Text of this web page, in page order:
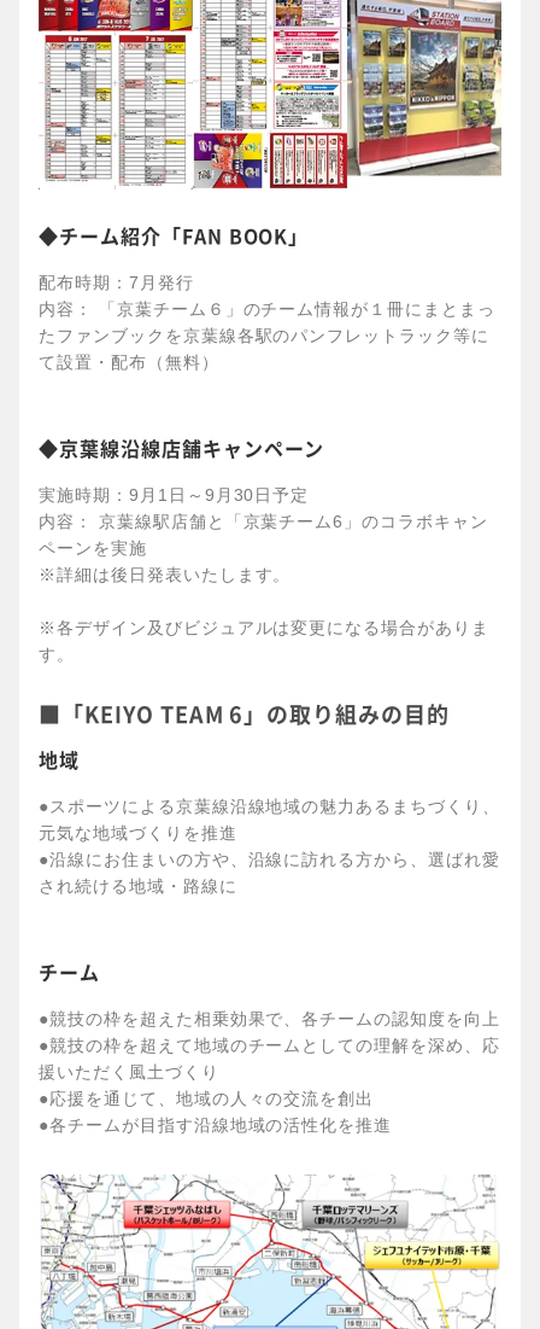
◆チーム紹介「FAN BOOK」
配布時期：7月発行
内容： 「京葉チーム６」のチーム情報が１冊にまとまっ
たファンブックを京葉線各駅のパンフレットラック等に
て設置・配布（無料）
◆京葉線沿線店舗キャンペーン
実施時期：9月1日～9月30日予定
内容： 京葉線駅店舗と「京葉チーム6」のコラボキャン
ペーンを実施
※詳細は後日発表いたします。
※各デザイン及びビジュアルは変更になる場合がありま
す。
■「KEIYO TEAM 6」の取り組みの目的
地域
●スポーツによる京葉線沿線地域の魅力あるまちづくり、
元気な地域づくりを推進
●沿線にお住まいの方や、沿線に訪れる方から、選ばれ愛
され続ける地域・路線に
チーム
●競技の枠を超えた相乗効果で、各チームの認知度を向上
●競技の枠を超えて地域のチームとしての理解を深め、応
援いただく風土づくり
●応援を通じて、地域の人々の交流を創出
●各チームが目指す沿線地域の活性化を推進